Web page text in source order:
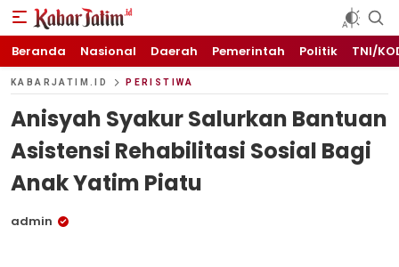
KABARJATIM.id
Kabar Jawa timuran
Beranda Nasional Daerah Pemerintah Politik TNI/
KABARJATIM.ID PERISTIWA
Anisyah Syakur Salurkan Bantuan
Asistensi Rehabilitasi Sosial Bagi
Anak Yatim Piatu
admin